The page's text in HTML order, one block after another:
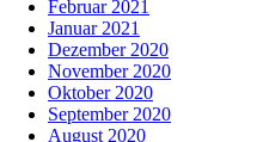
Februar 2021
Januar 2021
Dezember 2020
November 2020
Oktober 2020
September 2020
August 2020